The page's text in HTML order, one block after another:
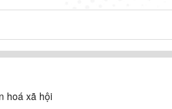
hoá xã hội